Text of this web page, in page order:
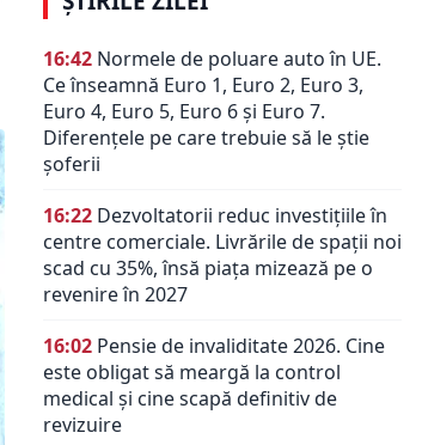
16:42 Normele de poluare auto în UE.
Ce înseamnă Euro 1, Euro 2, Euro 3,
Euro 4, Euro 5, Euro 6 și Euro 7.
Diferențele pe care trebuie să le știe
șoferii
16:22 Dezvoltatorii reduc investițiile în
centre comerciale. Livrările de spații noi
scad cu 35%, însă piața mizează pe o
revenire în 2027
16:02 Pensie de invaliditate 2026. Cine
este obligat să meargă la control
medical și cine scapă definitiv de
revizuire